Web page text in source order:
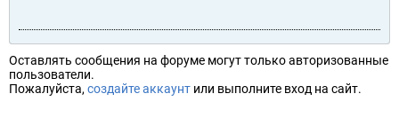
Оставлять сообщения на форуме могут только авторизованные
пользователи.
Пожалуйста, создайте аккаунт или выполните вход на сайт.